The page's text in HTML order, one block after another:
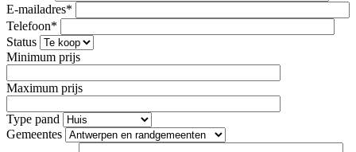
E-mailadres*
Telefoon*
Status
Minimum prijs
Maximum prijs
Type pand
Gemeentes